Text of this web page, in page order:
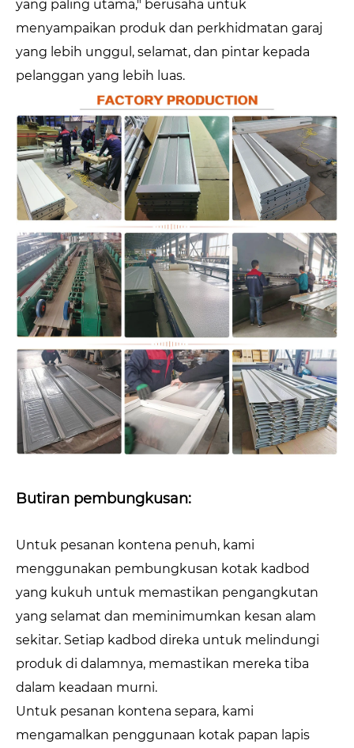
yang paling utama," berusaha untuk
menyampaikan produk dan perkhidmatan garaj
yang lebih unggul, selamat, dan pintar kepada
pelanggan yang lebih luas.
Butiran pembungkusan:
Untuk pesanan kontena penuh, kami
menggunakan pembungkusan kotak kadbod
yang kukuh untuk memastikan pengangkutan
yang selamat dan meminimumkan kesan alam
sekitar. Setiap kadbod direka untuk melindungi
produk di dalamnya, memastikan mereka tiba
dalam keadaan murni.
Untuk pesanan kontena separa, kami
mengamalkan penggunaan kotak papan lapis